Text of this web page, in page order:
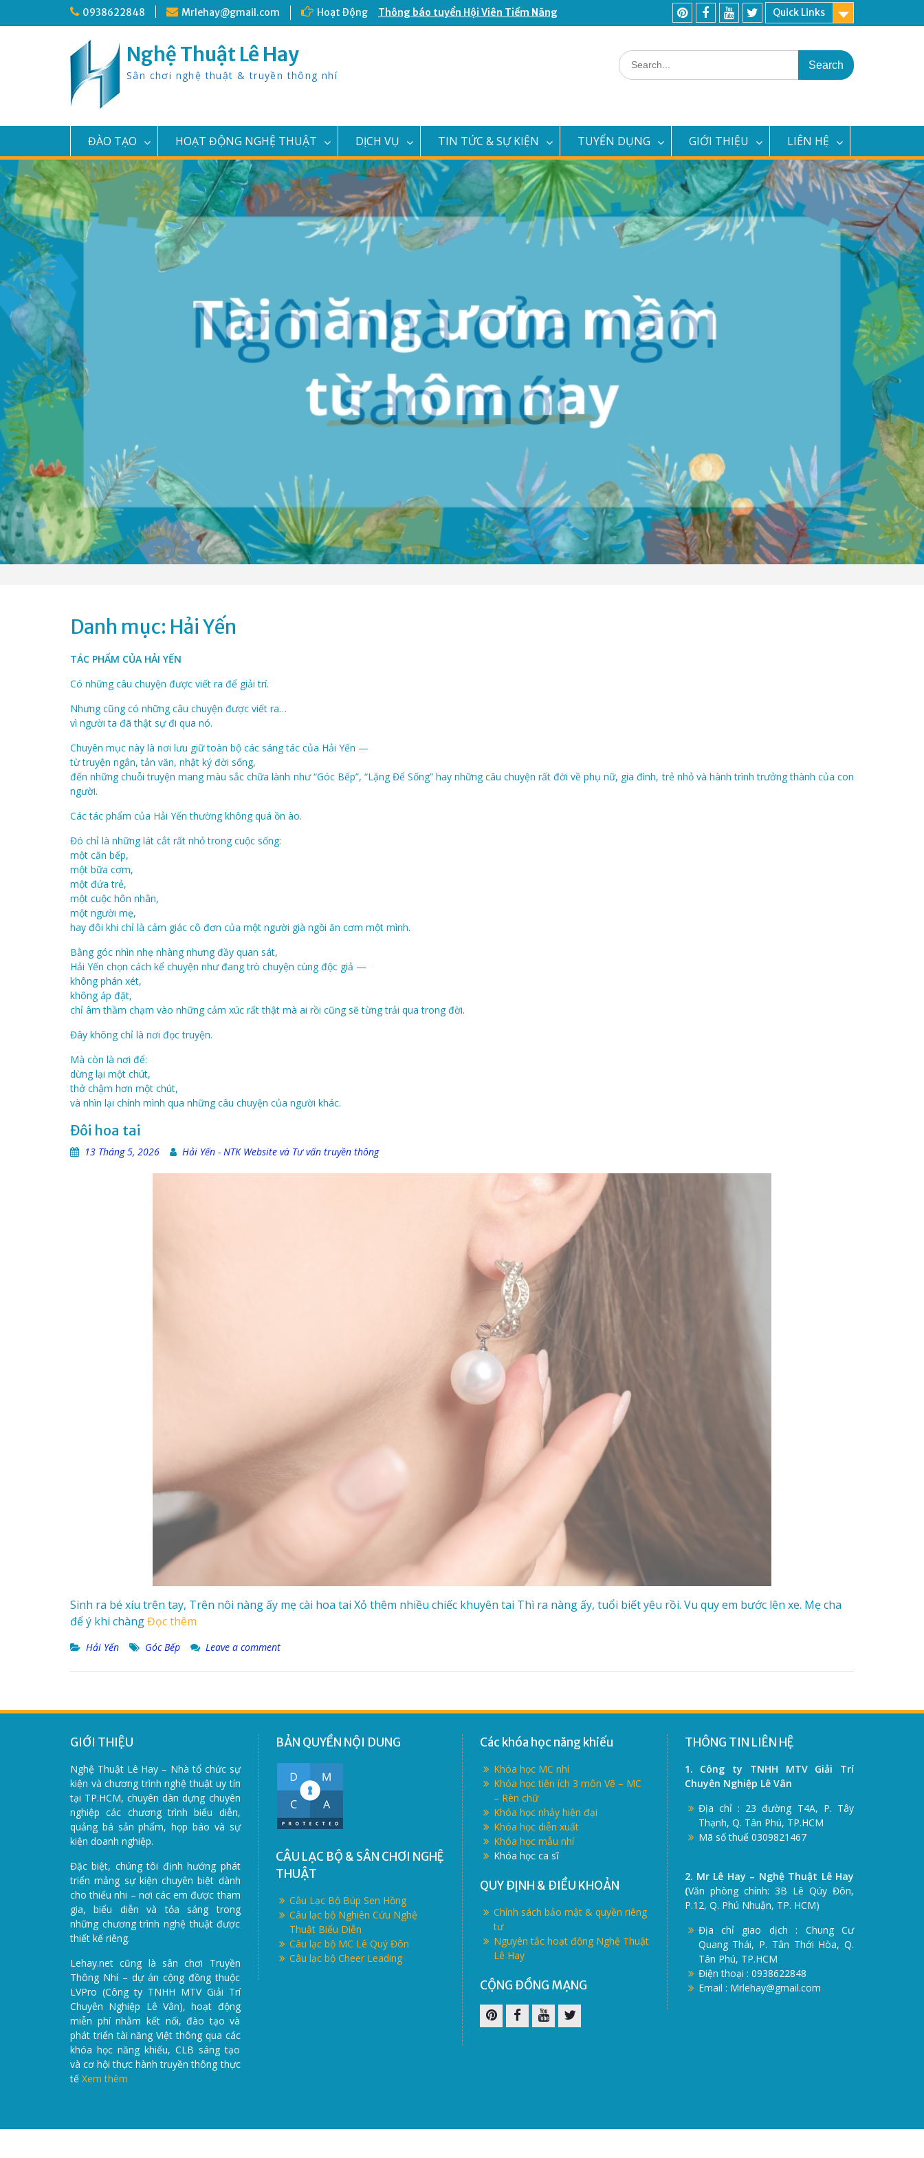
0938622848 Mrlehay@gmail.com Hoạt Động
Thông báo tuyển Hội Viên Tiềm Năng
CLB Văn Nghệ Búp Sen Hồng
phòng và địa điểm giao dịch
Quick Links
PinterestFacebookYoutubeTwitter
Nghệ Thuật Lê Hay
Sân chơi nghệ thuật & truyền thông nhí
Search
for:
ĐÀO TẠO HOẠT ĐỘNG NGHỆ THUẬT DỊCH VỤ TIN TỨC & SỰ KIỆN TUYỂN DỤNG GIỚI THIỆU LIÊN HỆ
Danh mục: Hải Yến
TÁC PHẨM CỦA HẢI YẾN
Có những câu chuyện được viết ra để giải trí.
Nhưng cũng có những câu chuyện được viết ra…
vì người ta đã thật sự đi qua nó.
Chuyên mục này là nơi lưu giữ toàn bộ các sáng tác của Hải Yến —
từ truyện ngắn, tản văn, nhật ký đời sống,
đến những chuỗi truyện mang màu sắc chữa lành như “Góc Bếp”, “Lặng Để Sống” hay những câu chuyện rất đời về phụ nữ, gia đình, trẻ nhỏ và hành trình trưởng thành của con
người.
Các tác phẩm của Hải Yến thường không quá ồn ào.
Đó chỉ là những lát cắt rất nhỏ trong cuộc sống:
một căn bếp,
một bữa cơm,
một đứa trẻ,
một cuộc hôn nhân,
một người mẹ,
hay đôi khi chỉ là cảm giác cô đơn của một người già ngồi ăn cơm một mình.
Bằng góc nhìn nhẹ nhàng nhưng đầy quan sát,
Hải Yến chọn cách kể chuyện như đang trò chuyện cùng độc giả —
không phán xét,
không áp đặt,
chỉ âm thầm chạm vào những cảm xúc rất thật mà ai rồi cũng sẽ từng trải qua trong đời.
Đây không chỉ là nơi đọc truyện.
Mà còn là nơi để:
dừng lại một chút,
thở chậm hơn một chút,
và nhìn lại chính mình qua những câu chuyện của người khác.
Đôi hoa tai
13 Tháng 5, 2026 Hải Yến - NTK Website và Tư vấn truyền thông
Sinh ra bé xíu trên tay, Trên nôi nàng ấy mẹ cài hoa tai Xỏ thêm nhiều chiếc khuyên tai Thì ra nàng ấy, tuổi biết yêu rồi. Vu quy em bước lên xe. Mẹ cha
để ý khi chàngĐọc thêm
Hải Yến Góc Bếp Leave a comment
GIỚI THIỆU
Nghệ Thuật Lê Hay – Nhà tổ chức sự
kiện và chương trình nghệ thuật uy tín
tại TP.HCM, chuyên dàn dựng chuyên
nghiệp các chương trình biểu diễn,
quảng bá sản phẩm, họp báo và sự
kiện doanh nghiệp.
Đặc biệt, chúng tôi định hướng phát
triển mảng sự kiện chuyên biệt dành
cho thiếu nhi – nơi các em được tham
gia, biểu diễn và tỏa sáng trong
những chương trình nghệ thuật được
thiết kế riêng.
Lehay.net cũng là sân chơi Truyền
Thông Nhí – dự án cộng đồng thuộc
LVPro (Công ty TNHH MTV Giải Trí
Chuyên Nghiệp Lê Vân), hoạt động
miễn phí nhằm kết nối, đào tạo và
phát triển tài năng Việt thông qua các
khóa học năng khiếu, CLB sáng tạo
và cơ hội thực hành truyền thông thực
tế Xem thêm
BẢN QUYỀN NỘI DUNG
CÂU LẠC BỘ & SÂN CHƠI NGHỆ
THUẬT
Câu Lạc Bộ Búp Sen Hồng
Câu lạc bộ Nghiên Cứu Nghệ
Thuật Biểu Diễn
Câu lạc bộ MC Lê Quý Đôn
Câu lạc bộ Cheer Leading
Các khóa học năng khiếu
Khóa học MC nhí
Khóa học tiện ích 3 môn Vẽ – MC
– Rèn chữ
Khóa học nhảy hiện đại
Khóa học diễn xuất
Khóa học mẫu nhí
Khóa học ca sĩ
QUY ĐỊNH & ĐIỀU KHOẢN
Chính sách bảo mật & quyền riêng
tư
Nguyên tắc hoạt động Nghệ Thuật
Lê Hay
CỘNG ĐỒNG MẠNG
THÔNG TIN LIÊN HỆ
1. Công ty TNHH MTV Giải Trí
Chuyên Nghiệp Lê Vân
Địa chỉ : 23 đường T4A, P. Tây
Thạnh, Q. Tân Phú, TP.HCM
Mã số thuế 0309821467
2. Mr Lê Hay – Nghệ Thuật Lê Hay
(Văn phòng chính: 3B Lê Qúy Đôn,
P.12, Q. Phú Nhuận, TP. HCM)
Địa chỉ giao dịch : Chung Cư
Quang Thái, P. Tân Thới Hòa, Q.
Tân Phú, TP.HCM
Điện thoại : 0938622848
Email : Mrlehay@gmail.com